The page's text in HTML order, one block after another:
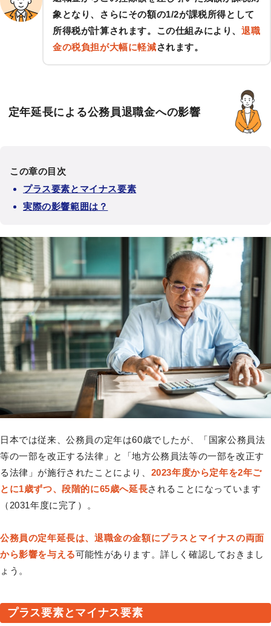
象となり、さらにその額の1/2が課税所得として
所得税が計算されます。この仕組みにより、 退職
金の税負担が大幅に軽減されます。
定年延長による公務員退職金への影響
この章の目次
プラス要素とマイナス要素
実際の影響範囲は？
日本では従来、公務員の定年は60歳でしたが、「国家公務員法
等の一部を改正する法律」と「地方公務員法等の一部を改正す
る法律」が施行されたことにより、 2023年度から定年を2年ご
とに1歳ずつ、段階的に65歳へ延長されることになっています
（2031年度に完了）。
公務員の定年延長は、退職金の金額にプラスとマイナスの両面
から影響を与える可能性があります。詳しく確認しておきまし
ょう。
プラス要素とマイナス要素